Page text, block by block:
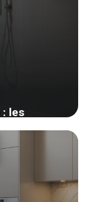
les
adoptes